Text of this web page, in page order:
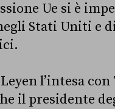
Ue si è
Stati Uniti e
l’intesa
il presidente